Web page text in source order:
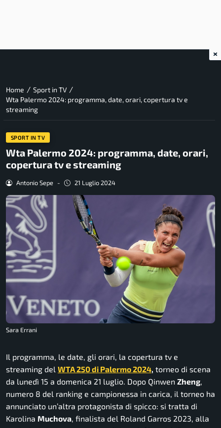
Home / Sport in TV /
Wta Palermo 2024: programma, date, orari, copertura tv e
streaming
SPORT IN TV
Wta Palermo 2024: programma, date, orari,
copertura tv e streaming
Antonio Sepe - 21 Luglio 2024
Sara Errani
Il programma, le date, gli orari, la copertura tv e
streaming del WTA 250 di Palermo 2024, torneo di scena
da lunedì 15 a domenica 21 luglio. Dopo Qinwen Zheng,
numero 8 del ranking e campionessa in carica, il torneo ha
annunciato un’altra protagonista di spicco: si tratta di
Karolina Muchova, finalista del Roland Garros 2023, alla
×